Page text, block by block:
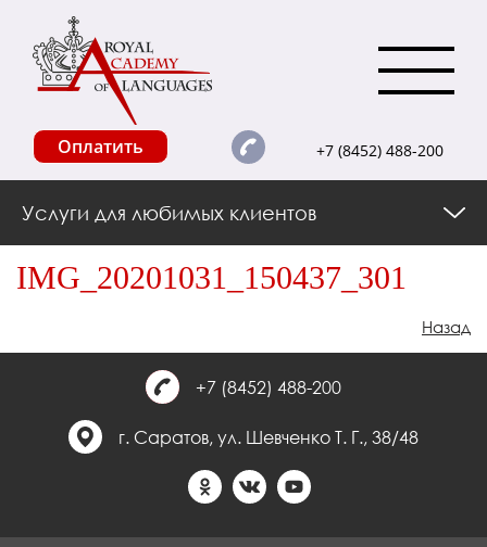
Оплатить +7 (8452) 488-200
Услуги для любимых клиентов
IMG_20201031_150437_301
Назад
+7 (8452) 488-200
г. Саратов, ул. Шевченко Т. Г., 38/48